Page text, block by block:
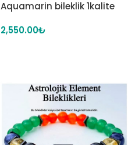
Aquamarin bileklik 1kalite
2,550.00₺